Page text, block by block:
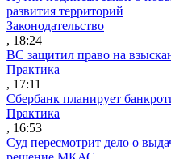
развития территорий
Законодательство
, 18:24
ВС защитил право на
Практика
, 17:11
Сбербанк планирует
Практика
, 16:53
Суд пересмотрит дело о